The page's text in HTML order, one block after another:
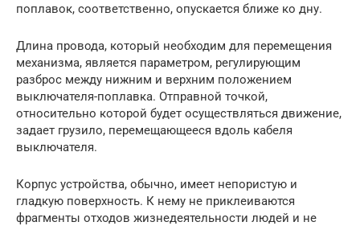
поплавок, соответственно, опускается ближе ко дну.
Длина провода, который необходим для перемещения
механизма, является параметром, регулирующим
разброс между нижним и верхним положением
выключателя-поплавка. Отправной точкой,
относительно которой будет осуществляться движение,
задает грузило, перемещающееся вдоль кабеля
выключателя.
Корпус устройства, обычно, имеет непористую и
гладкую поверхность. К нему не приклеиваются
фрагменты отходов жизнедеятельности людей и не